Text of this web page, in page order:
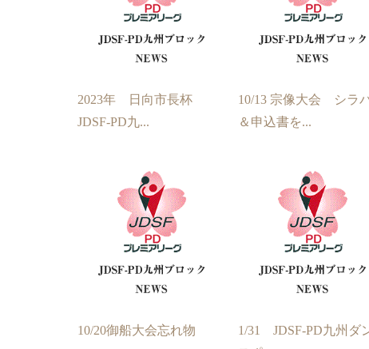
2023年 日向市長杯
JDSF-PD九...
10/13 宗像大会 シラ
＆申込書を...
10/20御船大会忘れ物
1/31 JDSF-PD九州ダ